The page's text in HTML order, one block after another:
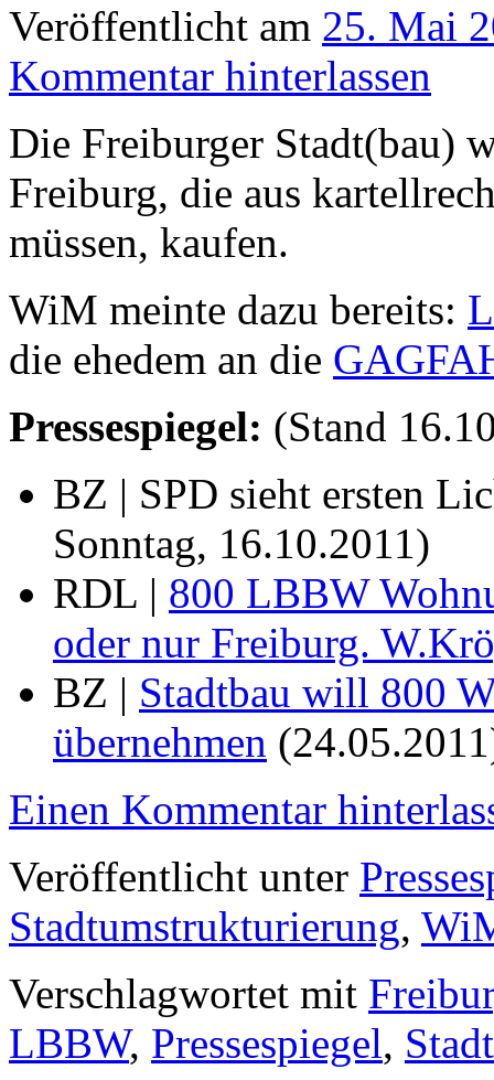
Veröffentlicht am 25. Mai
Kommentar hinterlassen
Die Freiburger Stadt(bau)
Freiburg, die aus
müssen, kaufen.
WiM meinte dazu bereits:
die ehedem an die
Pressespiegel: (Stand
BZ | SPD sieht ersten
Sonntag, 16.10.2011)
RDL | 800 LBBW
oder nur Freiburg.
BZ | Stadtbau will 800
übernehmen
Einen Kommentar
Veröffentlicht unter
Stadtumstrukturierung,
Verschlagwortet mit
LBBW, Pressespiegel,